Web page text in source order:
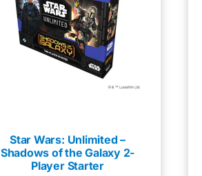
Star Wars: Unlimited –
Shadows of the Galaxy 2-
Player Starter